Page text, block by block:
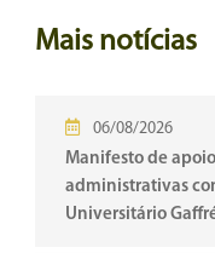
Mais notícias
06/08/2026
Manifesto de
administrativas
Universitário